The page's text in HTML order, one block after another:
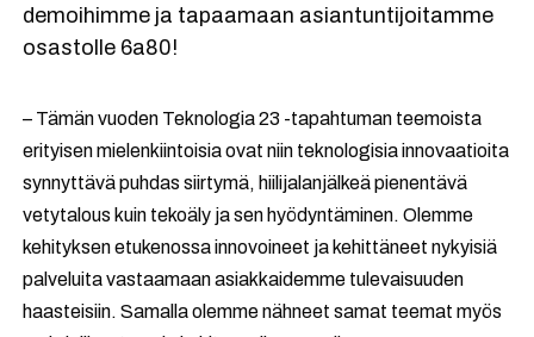
demoihimme ja tapaamaan asiantuntijoitamme
osastolle 6a80!
– Tämän vuoden Teknologia 23 -tapahtuman teemoista
erityisen mielenkiintoisia ovat niin teknologisia innovaatioita
synnyttävä puhdas siirtymä, hiilijalanjälkeä pienentävä
vetytalous kuin tekoäly ja sen hyödyntäminen. Olemme
kehityksen etukenossa innovoineet ja kehittäneet nykyisiä
palveluita vastaamaan asiakkaidemme tulevaisuuden
haasteisiin. Samalla olemme nähneet samat teemat myös